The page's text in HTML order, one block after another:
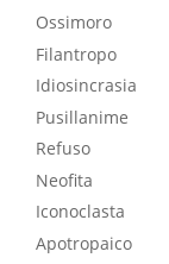
Ossimoro
Filantropo
Idiosincrasia
Pusillanime
Refuso
Neofita
Iconoclasta
Apotropaico